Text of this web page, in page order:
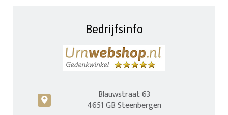
Bedrijfsinfo
c
Blauwstraat 63
4651 GB Steenbergen